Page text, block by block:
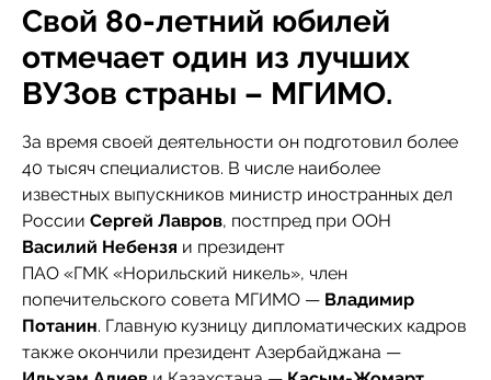
Свой 80-летний юбилей
отмечает один из лучших
ВУЗов страны – МГИМО.
За время своей деятельности он подготовил более
40 тысяч специалистов. В числе наиболее
известных выпускников министр иностранных дел
России Сергей Лавров, постпред при ООН
Василий Небензя и президент
ПАО «ГМК «Норильский никель», член
попечительского совета МГИМО — Владимир
Потанин. Главную кузницу дипломатических кадров
также окончили президент Азербайджана —